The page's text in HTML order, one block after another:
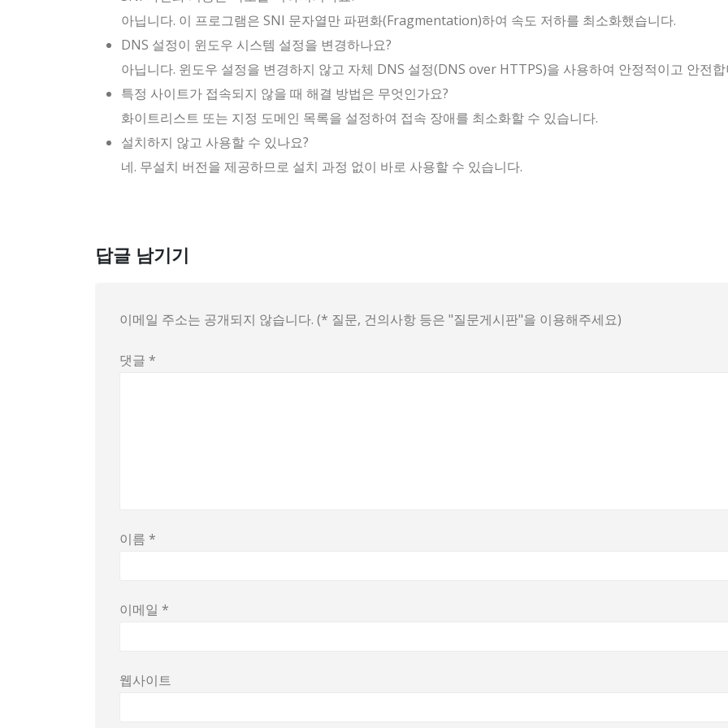
아닙니다. 이 프로그램은 SNI 문자열만 파편화(Fragmentation)하여 속도 저하를 최소화했습니다.
DNS 설정이 윈도우 시스템 설정을 변경하나요?
아닙니다. 윈도우 설정을 변경하지 않고 자체 DNS 설정(DNS over HTTPS)을 사용하여 안정적이고 안전
특정 사이트가 접속되지 않을 때 해결 방법은 무엇인가요?
화이트리스트 또는 지정 도메인 목록을 설정하여 접속 장애를 최소화할 수 있습니다.
설치하지 않고 사용할 수 있나요?
네. 무설치 버전을 제공하므로 설치 과정 없이 바로 사용할 수 있습니다.
답글 남기기
이메일 주소는 공개되지 않습니다. (* 질문, 건의사항 등은 "질문게시판"을 이용해주세요)
댓글 *
이름 *
이메일 *
웹사이트